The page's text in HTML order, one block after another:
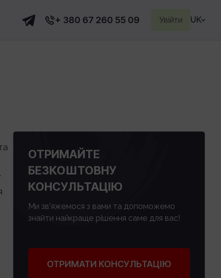
+ 380 67 260 55 09 Увійти UK
ОТРИМАЙТЕ
БЕЗКОШТОВНУ
КОНСУЛЬТАЦІЮ
Ми зв'яжемося з вами та допоможемо
знайти найкраще рішення саме для вас!
ОТРИМАТИ КОНСУЛЬТАЦІЮ